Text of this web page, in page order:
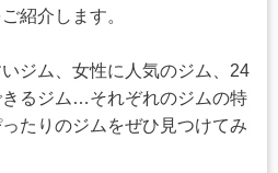
紹介します。
ジム、女性に人気のジム、24
るジム…それぞれのジムの特
たりのジムをぜひ見つけてみ